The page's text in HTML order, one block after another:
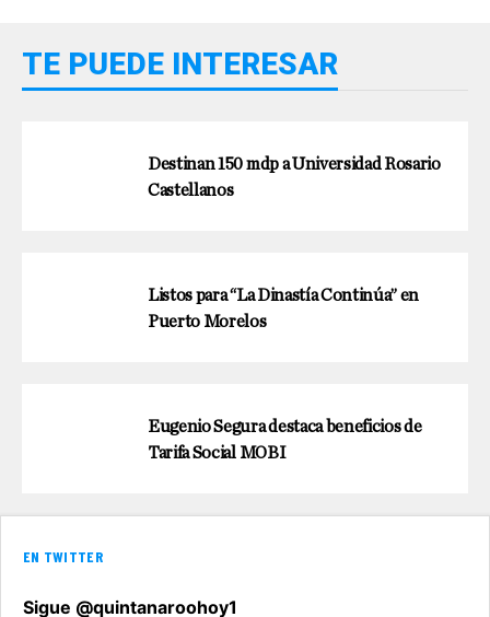
TE PUEDE INTERESAR
Destinan 150 mdp a Universidad Rosario
Castellanos
Listos para “La Dinastía Continúa” en
Puerto Morelos
Eugenio Segura destaca beneficios de
Tarifa Social MOBI
EN TWITTER
Sigue @quintanaroohoy1